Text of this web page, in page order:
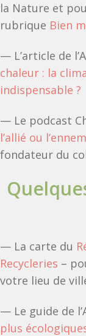
la Nature et
rubrique Bien
— L’article de
chaleur : la
indispensable ?
— Le podcast
l’allié ou
fondateur du
— La carte du
Recycleries –
votre lieu de
— Le guide de
plus